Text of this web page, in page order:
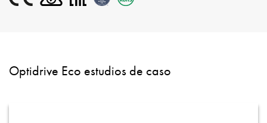
Optidrive Eco estudios de caso